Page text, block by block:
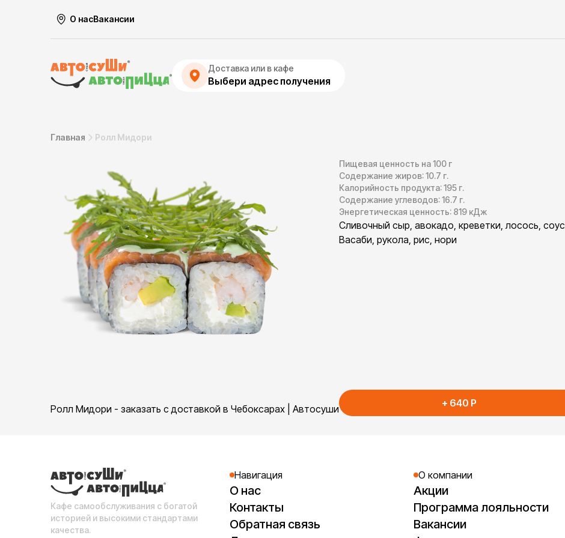
О насВакансии
Доставка или в кафе
Выбери адрес получения
Главная Ролл Мидори
Ролл Мидори - заказать с доставкой в Чебоксарах | Автосуши
Пищевая ценность на 100 г
Содержание жиров:10.7 г.
Калорийность продукта:195 г.
Содержание углеводов:16.7 г.
Энергетическая ценность: 819 кДж
Сливочный сыр, авокадо, креветки, лосось, соус
Васаби, рукола, рис, нори
+ 640 P
Кафе самообслуживания с богатой
историей и высокими стандартами
качества.
Навигация
О нас
Контакты
Обратная связь
О компании
Акции
Программа лояльности
Вакансии